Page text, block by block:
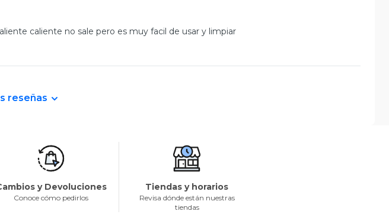
caliente no sale pero es muy facil de usar y limpiar
reseñas
y Devoluciones
Conoce cómo pedirlos
Tiendas y horarios
Revisa dónde están nuestras
tiendas